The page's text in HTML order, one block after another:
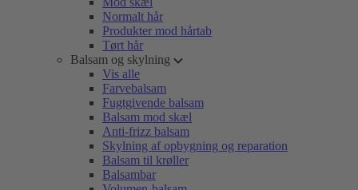
Normalt hår
Produkter mod hårtab
Tørt hår
Balsam og skylning
Vis alle
Farvebalsam
Fugtgivende balsam
Balsam mod skæl
Anti-frizz balsam
Skylning af opbygning og reparation
Balsam til krøller
Balsambar